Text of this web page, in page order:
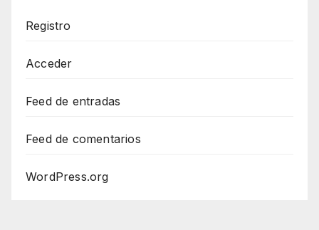
Registro
Acceder
Feed de entradas
Feed de comentarios
WordPress.org